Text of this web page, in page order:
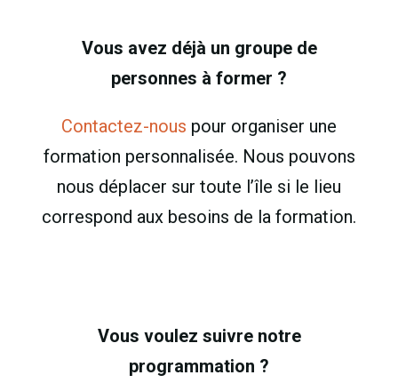
Vous avez déjà un groupe de
personnes à former ?
Contactez-nous pour organiser une
formation personnalisée. Nous pouvons
nous déplacer sur toute l’île si le lieu
correspond aux besoins de la formation.
Vous voulez suivre notre
programmation ?